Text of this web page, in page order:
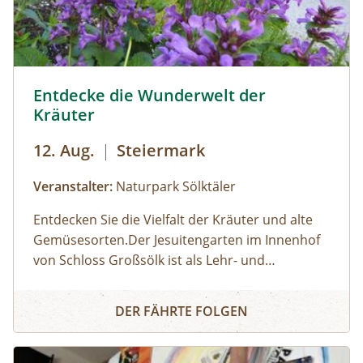
Entdecke die Wunderwelt der
Kräuter
12. Aug. | Steiermark
Veranstalter: Naturpark Sölktäler
Entdecken Sie die Vielfalt der Kräuter und alte
Gemüsesorten.Der Jesuitengarten im Innenhof
von Schloss Großsölk ist als Lehr- und
gedeihen hier viele Heil- und Gewürzkräuter
sowie neue und alte, in Vergessenheit geratene
Entdecke die Wunderwelt der Kräuter
DER FÄHRTE FOLGEN